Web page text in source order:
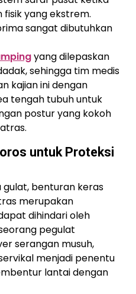
yang ekstrem.
sangat dibutuhkan
yang dilepaskan
sehingga tim medis
kajian ini dengan
tengah tubuh untuk
postur yang kokoh
untuk Proteksi
benturan keras
merupakan
dihindari oleh
pegulat
serangan musuh,
menjadi penentu
lantai dengan